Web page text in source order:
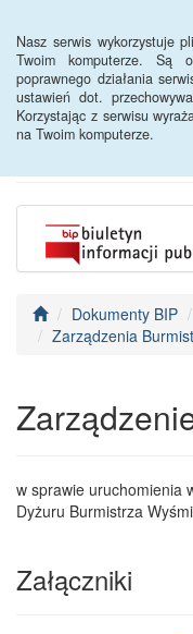
Nasz serwis wykorzystuje
Twoim komputerze. Są
poprawnego działania
ustawień dot.
Korzystając z serwisu
na Twoim komputerze.
BIP -
Dokumenty BIP
Zarządzenia
w sprawie uruchomienia
Dyżuru Burmistrza
Załączniki